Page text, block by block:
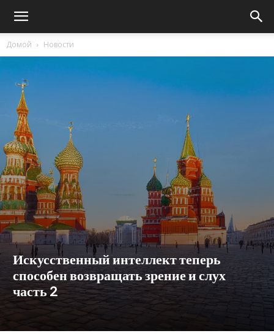
Домой Новости
Искусственный интеллект теперь
способен возвращать зрение и слух
часть 2